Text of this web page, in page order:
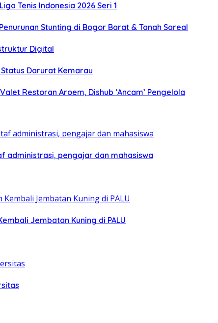
Tenis Indonesia 2026 Seri 1
Stunting di Bogor Barat & Tanah Sareal
Digital
Darurat Kemarau
Restoran Aroem, Dishub ‘Ancam’ Pengelola
administrasi, pengajar dan mahasiswa
Jembatan Kuning di PALU